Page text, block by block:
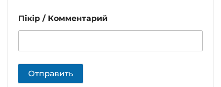
Пікір / Комментарий
Отправить